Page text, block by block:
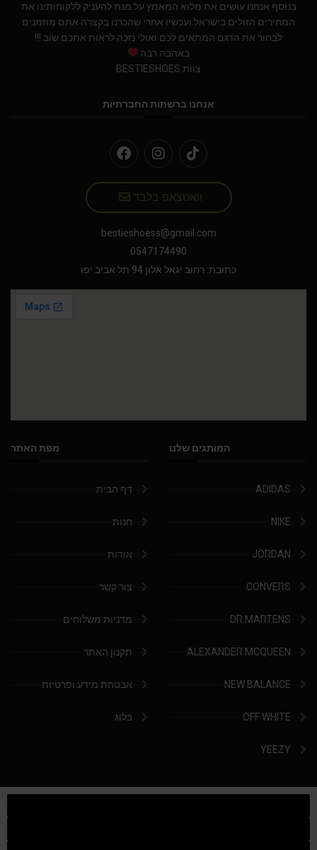
בנוסף אנחנו עושים את מלוא המאמץ על מנת להעניק ללקוחותינו את
המחירים הזולים בישראל.ועכשיו אחרי שהכרנו בקצרה אתם מוזמנים
לבחור את הדגם המתאים לכם ואולי נזכה לראות אתכם שוב !!!
באהבה רבה
צוות BESTIESHOES
אנחנו ברשתות החברתיות
וואטצאפ בלבד
bestieshoess@gmail.com
0547174490
כתובת: רחוב יגאל אלון 94 תל אביב יפו
המותגים שלנו
ADIDAS
NIKE
JORDAN
CONVERS
DR.MARTENS
ALEXANDER MCQUEEN
NEW BALANCE
OFF WHITE
YEEZY
מפת האתר
דף הבית
חנות
אודות
צור קשר
מדניות משלוחים
תקנון האתר
אבטחת מידע ופרטיות
בלוג